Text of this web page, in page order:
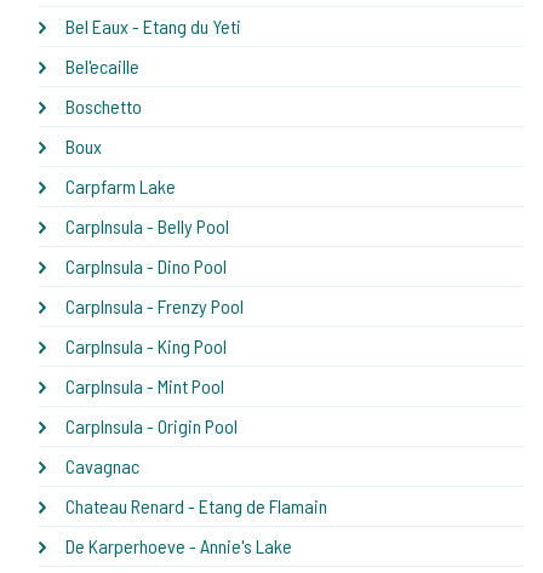
Bel Eaux - Etang du Yeti
Bel'ecaille
Boschetto
Boux
Carpfarm Lake
CarpInsula - Belly Pool
CarpInsula - Dino Pool
CarpInsula - Frenzy Pool
CarpInsula - King Pool
CarpInsula - Mint Pool
CarpInsula - Origin Pool
Cavagnac
Chateau Renard - Etang de Flamain
De Karperhoeve - Annie's Lake